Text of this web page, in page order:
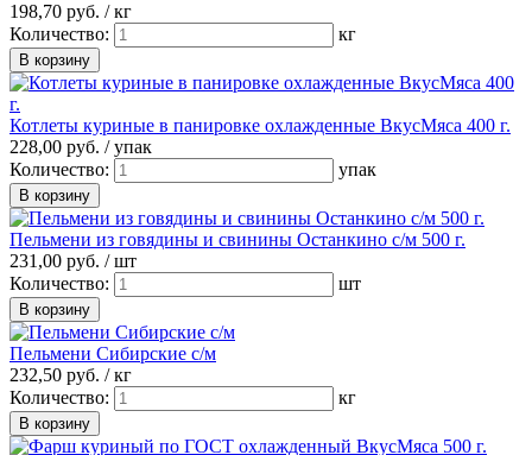
198,70 руб. /кг
Количество:
кг
Котлеты куриные в панировке охлажденные ВкусМяса 400 г.
228,00 руб. /упак
Количество:
упак
Пельмени из говядины и свинины Останкино с/м 500 г.
231,00 руб. /шт
Количество:
шт
Пельмени Сибирские с/м
232,50 руб. /кг
Количество:
кг